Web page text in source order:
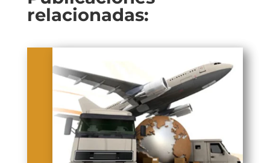
relacionadas: